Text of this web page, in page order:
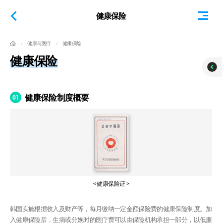
健康保险
健康与医疗 健康保险
健康保险
01 健康保险制度概要
< 健康保险证 >
韩国实施根据收入及财产等，每月缴纳一定金额保险费的健康保险制度。加
入健康保险后，生病或分娩时的医疗费可以由保险机构承担一部分，以低廉